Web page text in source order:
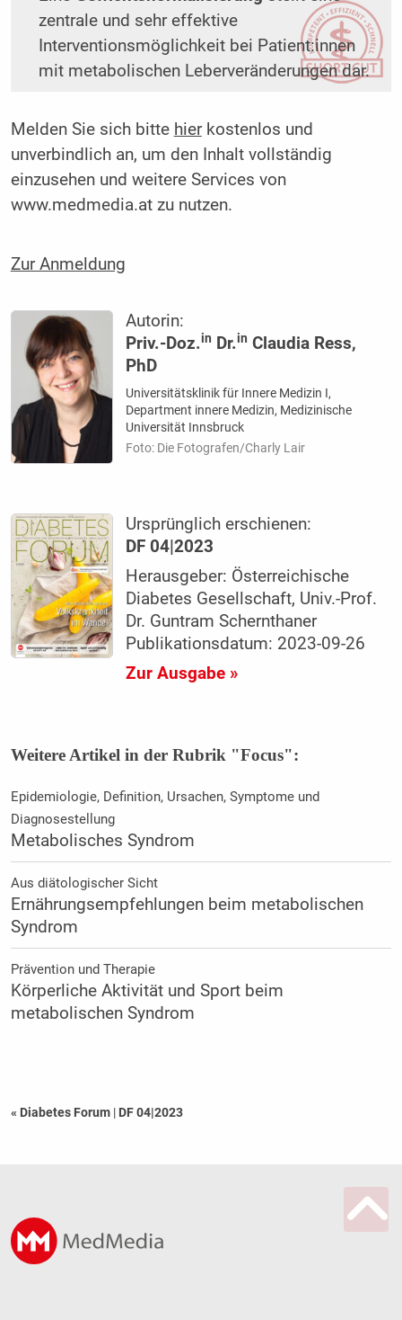
zentrale und sehr effektive
Interventionsmöglichkeit bei Patient:innen
mit metabolischen Leberveränderungen dar.
Melden Sie sich bitte hierkostenlos und
unverbindlich an, um den Inhalt vollständig
einzusehen und weitere Services von
www.medmedia.at zu nutzen.
Zur Anmeldung
Autorin:
Priv.-Doz.in Dr.in Claudia Ress,
PhD
Universitätsklinik für Innere Medizin I,
Department innere Medizin, Medizinische
Universität Innsbruck
Foto: Die Fotografen/Charly Lair
Ursprünglich erschienen:
DF 04|2023
Herausgeber: Österreichische
Diabetes Gesellschaft, Univ.-Prof.
Dr. Guntram Schernthaner
Publikationsdatum: 2023-09-26
Zur Ausgabe »
Weitere Artikel in der Rubrik "Focus":
Epidemiologie, Definition, Ursachen, Symptome und
Diagnosestellung
Metabolisches Syndrom
Aus diätologischer Sicht
Ernährungsempfehlungen beim metabolischen
Syndrom
Prävention und Therapie
Körperliche Aktivität und Sport beim
metabolischen Syndrom
« Diabetes Forum | DF 04|2023